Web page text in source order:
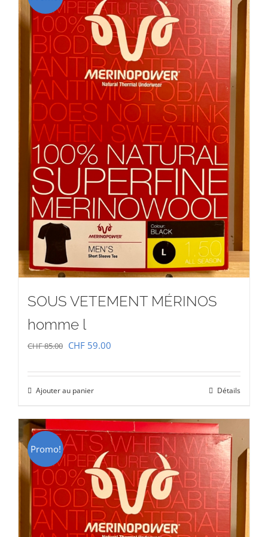
SOUS VETEMENT MÉRINOS
homme l
CHF85.00 Le
était :
CHF 85.00.
CHF 59.00
CHF 59.00.
Ajouter au panier Détails
Promo!